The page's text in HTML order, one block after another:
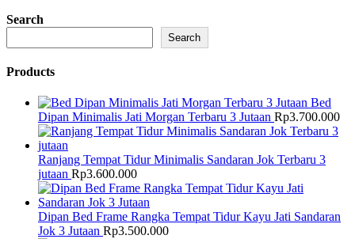
Search
Search
Products
Bed
Dipan Minimalis Jati Morgan Terbaru 3 Jutaan Rp3.700.000
Ranjang Tempat Tidur Minimalis Sandaran Jok Terbaru 3
jutaan Rp3.600.000
Dipan Bed Frame Rangka Tempat Tidur Kayu Jati Sandaran
Jok 3 Jutaan Rp3.500.000